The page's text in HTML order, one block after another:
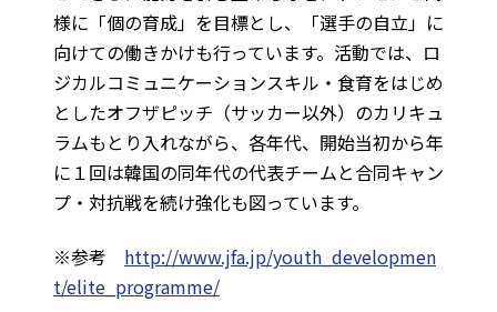
様に「個の育成」を目標とし、「選手の自立」に
向けての働きかけも行っています。活動では、ロ
ジカルコミュニケーションスキル・食育をはじめ
としたオフザピッチ（サッカー以外）のカリキュ
ラムもとり入れながら、各年代、開始当初から年
に１回は韓国の同年代の代表チームと合同キャン
プ・対抗戦を続け強化も図っています。
※参考 http://www.jfa.jp/youth_developmen
t/elite_programme/